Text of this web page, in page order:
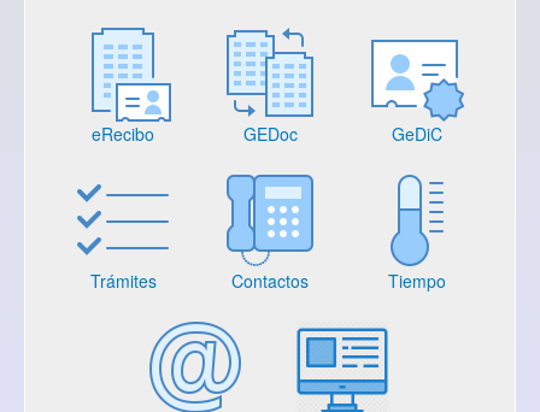
eRecibo GEDoc GeDiC
Trámites Contactos Tiempo